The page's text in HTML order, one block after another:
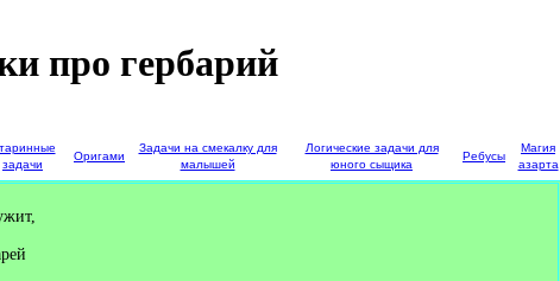
про гербарий
задачи
Оригами
Задачи на смекалку для
малышей
Логические задачи для
юного сыщика
Ребусы
Магия
азарта